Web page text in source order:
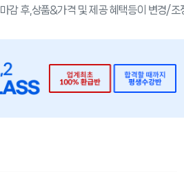
마감 후,상품&가격 및 제공 혜택등이 변경/조